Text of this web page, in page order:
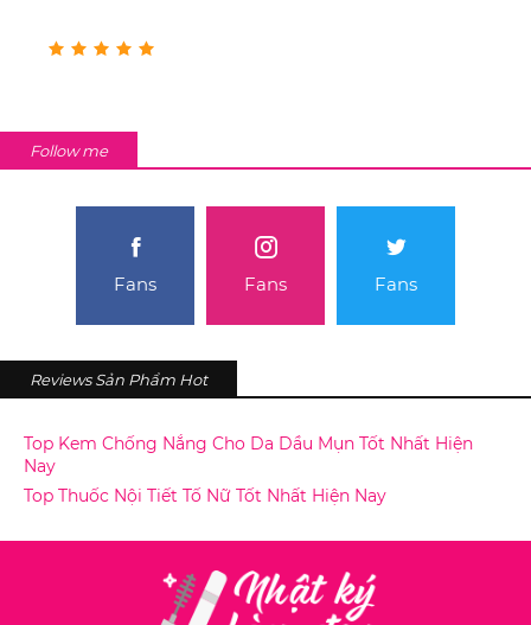
Follow me
Fans Fans Fans
Reviews Sản Phẩm Hot
Top Kem Chống Nắng Cho Da Dầu Mụn Tốt Nhất Hiện
Nay
Top Thuốc Nội Tiết Tố Nữ Tốt Nhất Hiện Nay